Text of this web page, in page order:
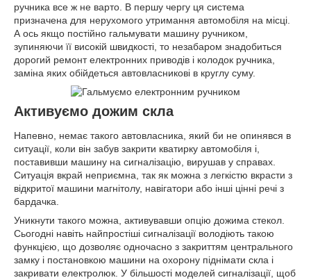
ручника все ж не варто. В першу чергу ця система
призначена для нерухомого утримання автомобіля на місці.
А ось якщо постійно гальмувати машину ручником,
зупиняючи її високій швидкості, то незабаром знадобиться
дорогий ремонт електронних приводів і колодок ручника,
заміна яких обійдеться автовласникові в круглу суму.
Активуємо дожим скла
Напевно, немає такого автовласника, який би не опинявся в
ситуації, коли він забув закрити кватирку автомобіля і,
поставивши машину на сигналізацію, вирушав у справах.
Ситуація вкрай неприємна, так як можна з легкістю вкрасти з
відкритої машини магнітолу, навігатори або інші цінні речі з
бардачка.
Уникнути такого можна, активувавши опцію дожима стекол.
Сьогодні навіть найпростіші сигналізації володіють такою
функцією, що дозволяє одночасно з закриттям центрального
замку і постановкою машини на охорону піднімати скла і
закривати електролюк. У більшості моделей сигналізації, щоб